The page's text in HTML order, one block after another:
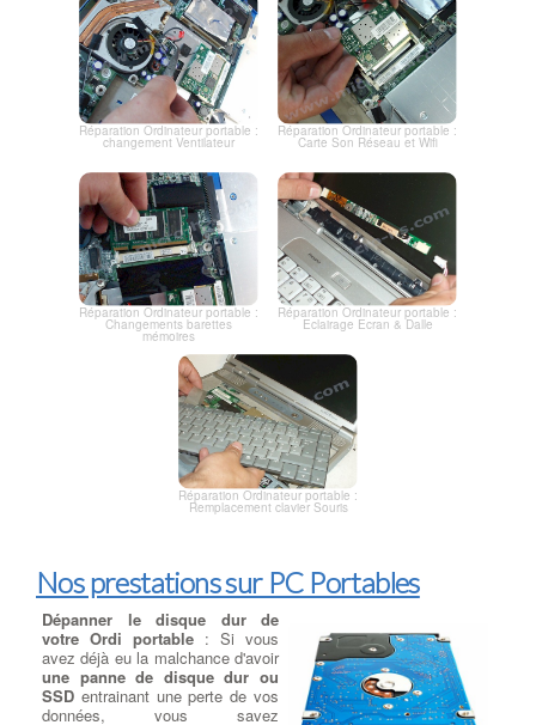
Réparation Ordinateur portable :
changement Ventilateur
Réparation Ordinateur portable :
Carte Son Réseau et Wifi
Réparation Ordinateur portable :
Changements barettes
mémoires
Réparation Ordinateur portable :
Eclairage Ecran & Dalle
Réparation Ordinateur portable :
Remplacement clavier Souris
Nos prestations sur PC Portables
Dépanner le disque dur de
votre Ordi portable : Si vous
avez déjà eu la malchance d'avoir
une panne de disque dur ou
SSD entrainant une perte de vos
données, vous savez